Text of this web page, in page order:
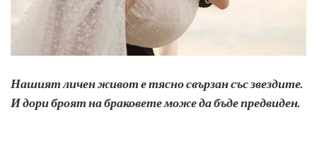
Нашият личен живот е тясно свързан със звездите.
И дори броят на браковете може да бъде предвиден.